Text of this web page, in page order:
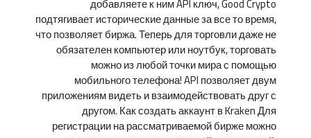
подтягивает исторические данные за все то время,
что позволяет биржа. Теперь для торговли даже не
обязателен компьютер или ноутбук, торговать
можно из любой точки мира с помощью
мобильного телефона! API позволяет двум
приложениям видеть и взаимодействовать друг с
другом. Как создать аккаунт в Kraken Для
регистрации на рассматриваемой бирже можно